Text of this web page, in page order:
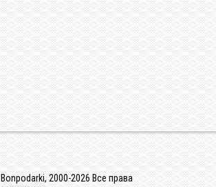
Bonpodarki, 2000-2026 Все права